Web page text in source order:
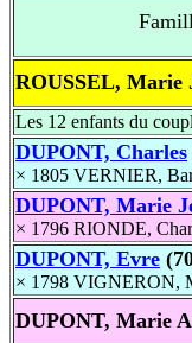
ROUSSEL, Marie
Les 12 enfants du
DUPONT, Charles
× 1805 VERNIER,
DUPONT, Marie
× 1796 RIONDE,
DUPONT, Evre
× 1798 VIGNERON,
DUPONT, Marie